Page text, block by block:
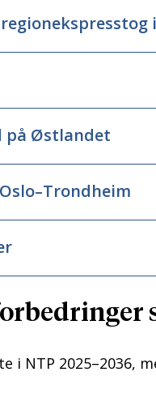
på Østlandet
i NTP